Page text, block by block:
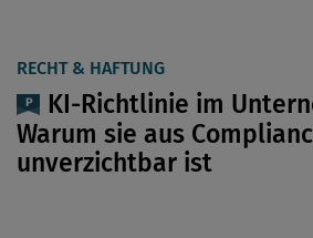
RECHT & HAFTUNG
KI-Richtlinie im
Warum sie aus
unverzichtbar ist